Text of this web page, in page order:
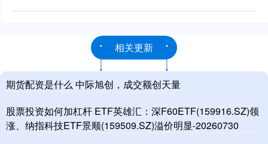
相关更新
期货配资是什么 中际旭创，成交额创天量
股票投资如何加杠杆 ETF英雄汇：深F60ETF(159916.SZ)领
涨、纳指科技ETF景顺(159509.SZ)溢价明显-20260730